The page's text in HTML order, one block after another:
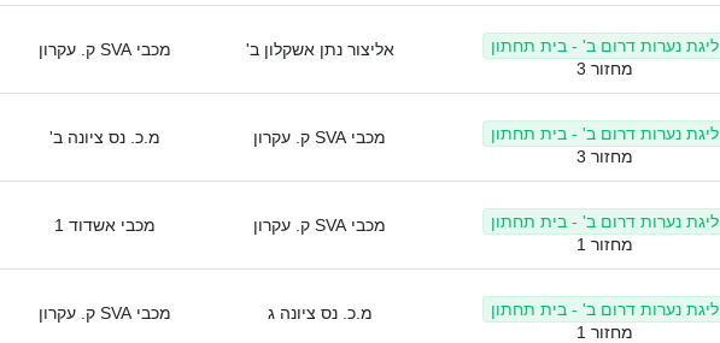
ליגת נערות דרום ב' - בית תחתון
מחזור 3
אליצור נתן אשקלון ב' מכבי SVA ק. עקרון
ליגת נערות דרום ב' - בית תחתון
מחזור 3
מכבי SVA ק. עקרון מ.כ. נס ציונה ב'
ליגת נערות דרום ב' - בית תחתון
מחזור 1
מכבי SVA ק. עקרון מכבי אשדוד 1
ליגת נערות דרום ב' - בית תחתון
מחזור 1
מ.כ. נס ציונה ג מכבי SVA ק. עקרון